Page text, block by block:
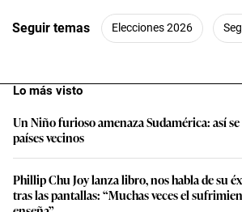
Seguir temas Elecciones 2026
Lo más visto
Un Niño furioso amenaza Sudamérica: así
países vecinos
Phillip Chu Joy lanza libro, nos habla de su
tras las pantallas: “Muchas veces el